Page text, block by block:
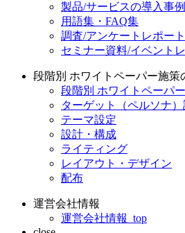
製品/サービスの導入事例
用語集・FAQ集
調査/アンケートレポート
セミナー資料/イベント
段階別 ホワイトペーパー施策
段階別 ホワイトペーパ
ターゲット（ペルソナ）
テーマ設定
設計・構成
ライティング
レイアウト・デザイン
配布
運営会社情報
運営会社情報_top